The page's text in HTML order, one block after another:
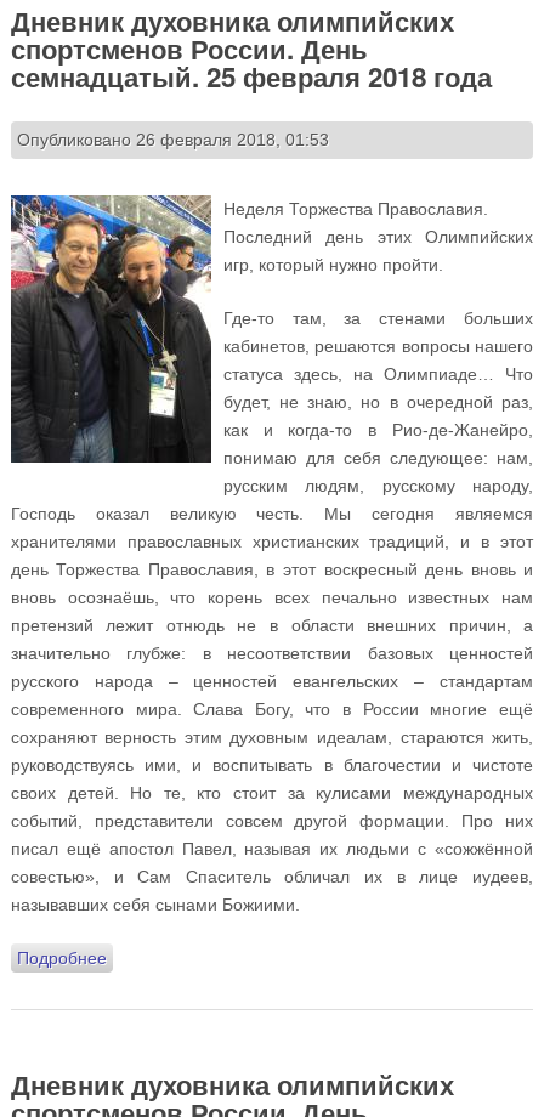
Дневник духовника олимпийских
спортсменов России. День
семнадцатый. 25 февраля 2018 года
Опубликовано 26 февраля 2018, 01:53
Неделя Торжества Православия.
Последний день этих Олимпийских
игр, который нужно пройти.
Где-то там, за стенами больших
кабинетов, решаются вопросы нашего
статуса здесь, на Олимпиаде… Что
будет, не знаю, но в очередной раз,
как и когда-то в Рио-де-Жанейро,
понимаю для себя следующее: нам,
русским людям, русскому народу,
Господь оказал великую честь. Мы сегодня являемся
хранителями православных христианских традиций, и в этот
день Торжества Православия, в этот воскресный день вновь и
вновь осознаёшь, что корень всех печально известных нам
претензий лежит отнюдь не в области внешних причин, а
значительно глубже: в несоответствии базовых ценностей
русского народа – ценностей евангельских – стандартам
современного мира. Слава Богу, что в России многие ещё
сохраняют верность этим духовным идеалам, стараются жить,
руководствуясь ими, и воспитывать в благочестии и чистоте
своих детей. Но те, кто стоит за кулисами международных
событий, представители совсем другой формации. Про них
писал ещё апостол Павел, называя их людьми с «сожжённой
совестью», и Сам Спаситель обличал их в лице иудеев,
называвших себя сынами Божиими.
Подробнеео Дневник духовника олимпийских спортсменов
Дневник духовника олимпийских